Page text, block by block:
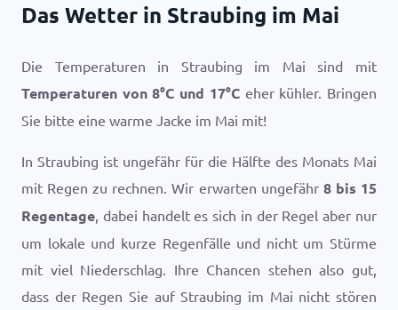
Das Wetter in Straubing im Mai
Die Temperaturen in Straubing im Mai sind mit
Temperaturen von8°C und 17°Ceher kühler. Bringen
Sie bitte eine warme Jacke im Mai mit!
In Straubing ist ungefähr für die Hälfte des Monats Mai
mit Regen zu rechnen. Wir erwarten ungefähr 8 bis 15
Regentage, dabei handelt es sich in der Regel aber nur
um lokale und kurze Regenfälle und nicht um Stürme
mit viel Niederschlag. Ihre Chancen stehen also gut,
dass der Regen Sie auf Straubing im Mai nicht stören